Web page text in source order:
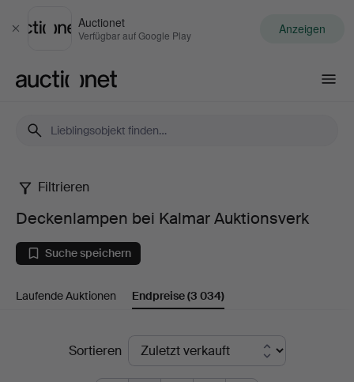
Schließen
Auctionet
Verfügbar auf Google Play Anzeigen
Deckenlampen
bei
Kalmar
Auktionsverk
Filtrieren
Deckenlampen bei Kalmar Auktionsverk
Suche speichern
Laufende Auktionen Endpreise(3 034)
EndpreiseSortieren